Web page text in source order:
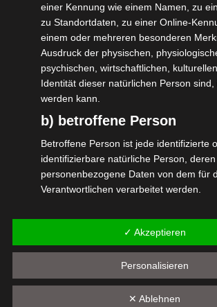
man befähigt ist, als
agieren.
Dies gilt für Selbständige
Angestellte.
Hier der Link zur
den Inhalten und der Anmeldung:
Jahres-Update
Ticketauswahl
#Elektrofachkraft
einer Kennung wie einem Namen, zu
zu Standortdaten, zu einer Online-
einem oder mehreren besonderen
Ausdruck der physischen,
psychischen, wirtschaftlichen,
Identität dieser natürlichen Person sind,
werden kann.
b) betroffene Person
Betroffene Person ist jede identifizierte
identifizierbare natürliche Person, deren
personenbezogene Daten von dem für
Verantwortlichen verarbeitet werden.
Verarbeitung ist jeder mit oder ohne
Verfahren ausgeführte Vorgang oder
Vorgangsreihe im Zusammenhang mit
personenbezogenen Daten wie das
Erfassen, die Organisation, das
✓ Akzeptieren
Personalisieren
✕ Ablehnen